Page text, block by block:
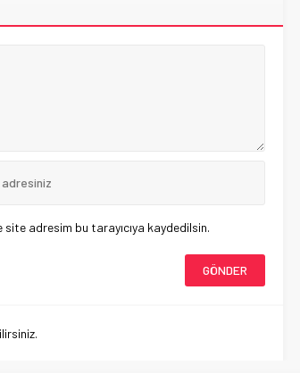
adresim bu tarayıcıya kaydedilsin.